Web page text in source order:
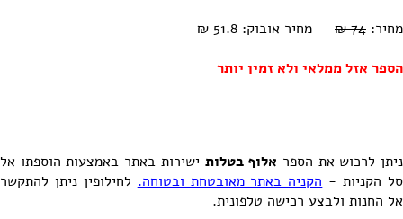
מחיר: 74 ₪
מחיר אובוק: 51.8 ₪
הספר אזל ממלאי ולא זמין יותר
ניתן לרכוש את הספר אלוף בטלות ישירות באתר באמצעות הוספתו אל
סל הקניות - הקניה באתר מאובטחת ובטוחה. לחילופין ניתן להתקשר
אל החנות ולבצע רכישה טלפונית.